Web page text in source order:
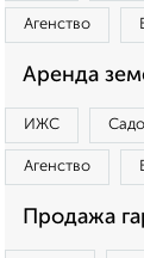
Агенство
Аренда
ИЖС
Агенство
Продажа